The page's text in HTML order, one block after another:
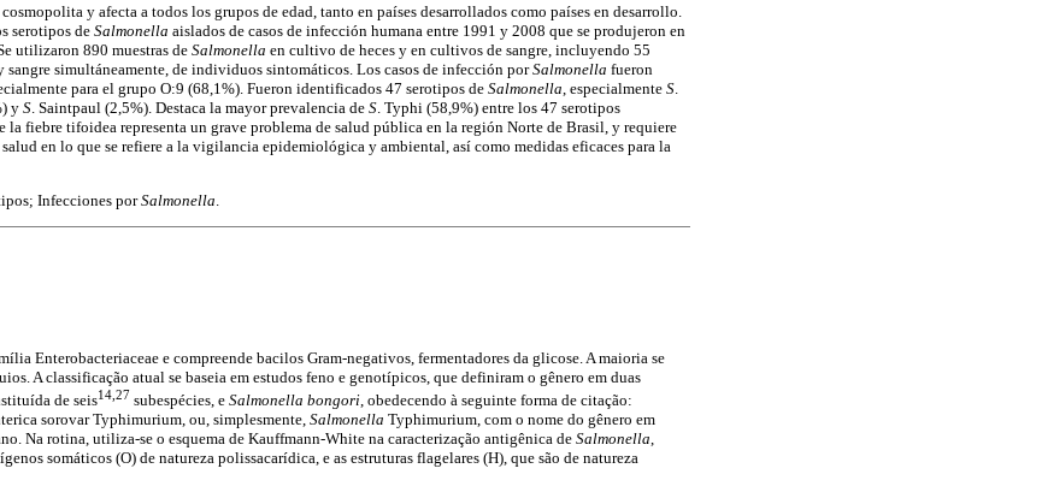
y afecta a todos los grupos de edad, tanto en países desarrollados como países en desarrollo.
serotipos de Salmonella aislados de casos de infección humana entre 1991 y 2008 que se produjeron en
utilizaron 890 muestras de Salmonella en cultivo de heces y en cultivos de sangre, incluyendo 55
sangre simultáneamente, de individuos sintomáticos. Los casos de infección porSalmonella fueron
para el grupo O:9 (68,1%). Fueron identificados 47 serotipos de Salmonella , especialmente S
y S . Saintpaul (2,5%). Destaca la mayor prevalencia de S . Typhi (58,9%) entre los 47 serotipos
la fiebre tifoidea representa un grave problema de salud pública en la región Norte de Brasil, y requiere
en lo que se refiere a la vigilancia epidemiológica y ambiental, así como medidas eficaces para la
Infecciones porSalmonella
Enterobacteriaceae e compreende bacilos Gram-negativos, fermentadores da glicose. A maioria se
A classificação atual se baseia em estudos feno e genotípicos, que definiram o gênero em duas
de seis14,27 subespécies, e Salmonella bongori, obedecendo à seguinte forma de citação:
sorovar Typhimurium, ou, simplesmente,Salmonella Typhimurium, com o nome do gênero em
Na rotina, utiliza-se o esquema de Kauffmann-White na caracterização antigênica de Salmonella,
somáticos (O) de natureza polissacarídica, e as estruturas flagelares (H), que são de natureza